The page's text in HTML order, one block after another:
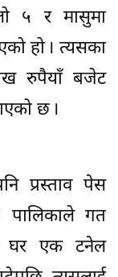
५ र मासुमा
हो । त्यसका
रुपैयाँ बजेट
छ ।
प्रस्ताव पेस
पालिकाले गत
घर एक टनेल